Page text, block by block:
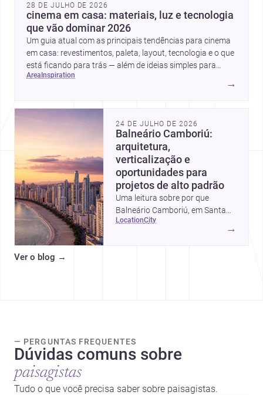
28 DE JULHO DE 2026
cinema em casa: materiais, luz e tecnologia
que vão dominar 2026
Um guia atual com as principais tendências para cinema
em casa: revestimentos, paleta, layout, tecnologia e o que
está ficando para trás — além de ideias simples para
atualizar sem reforma completa.
area inspiration
→
24 DE JULHO DE 2026
Balneário Camboriú:
arquitetura,
verticalização e
oportunidades para
projetos de alto padrão
Uma leitura sobre por que
Balneário Camboriú, em Santa
Catarina, virou referência em
location city
→
Ver o blog →
— PERGUNTAS FREQUENTES
Dúvidas comuns sobre
paisagistas
Tudo o que você precisa saber sobre paisagistas.